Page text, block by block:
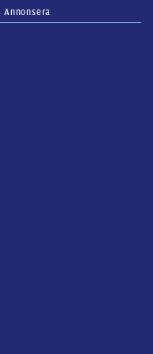
Annonsera